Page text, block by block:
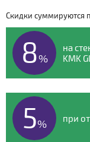
Скидки суммируются
8%
на
KMK
5% при